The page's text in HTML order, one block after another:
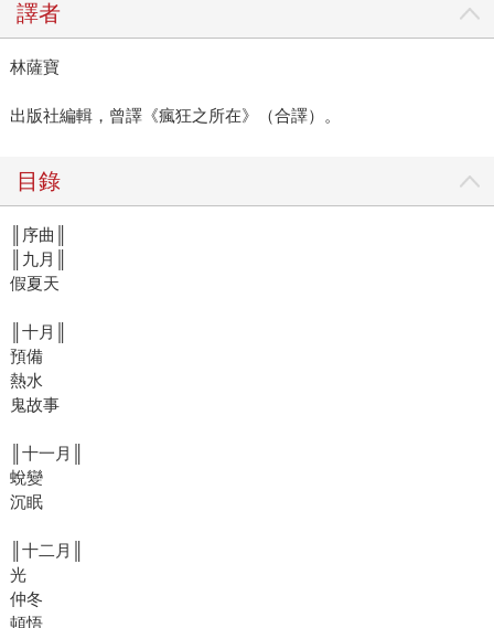
譯者
林薩寶
出版社編輯，曾譯《瘋狂之所在》（合譯）。
目錄
║序曲║
║九月║
假夏天
║十月║
預備
熱水
鬼故事
║十一月║
蛻變
沉眠
║十二月║
光
仲冬
頓悟